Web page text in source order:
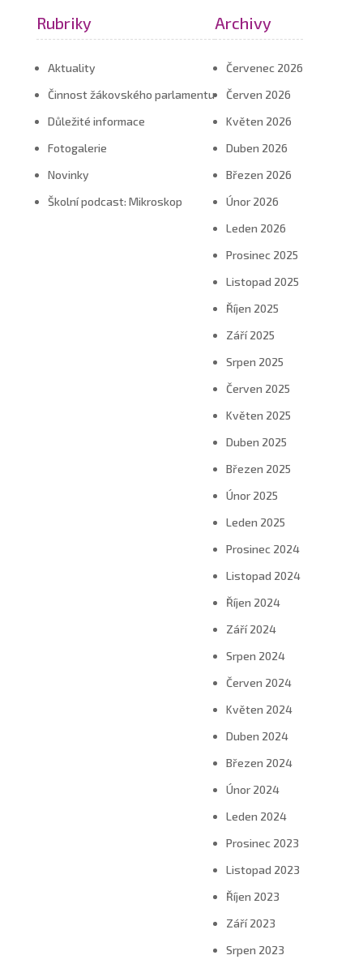
Rubriky
Aktuality
Činnost žákovského parlamentu
Důležité informace
Fotogalerie
Novinky
Školní podcast: Mikroskop
Archivy
Červenec 2026
Červen 2026
Květen 2026
Duben 2026
Březen 2026
Únor 2026
Leden 2026
Prosinec 2025
Listopad 2025
Říjen 2025
Září 2025
Srpen 2025
Červen 2025
Květen 2025
Duben 2025
Březen 2025
Únor 2025
Leden 2025
Prosinec 2024
Listopad 2024
Říjen 2024
Září 2024
Srpen 2024
Červen 2024
Květen 2024
Duben 2024
Březen 2024
Únor 2024
Leden 2024
Prosinec 2023
Listopad 2023
Říjen 2023
Září 2023
Srpen 2023